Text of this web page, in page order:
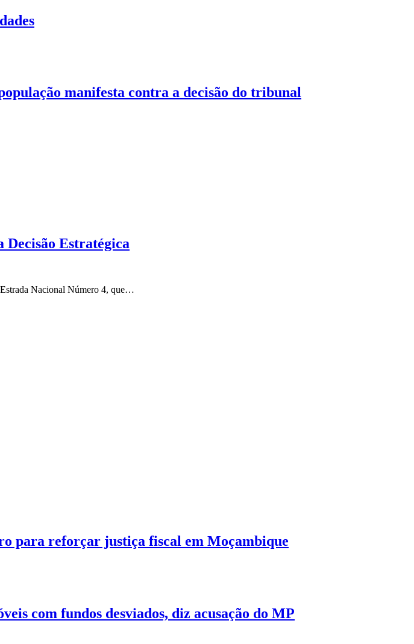
manifesta contra a decisão do tribunal
Estratégica
Estrada Nacional Número 4, que…
para reforçar justiça fiscal em Moçambique
com fundos desviados, diz acusação do MP